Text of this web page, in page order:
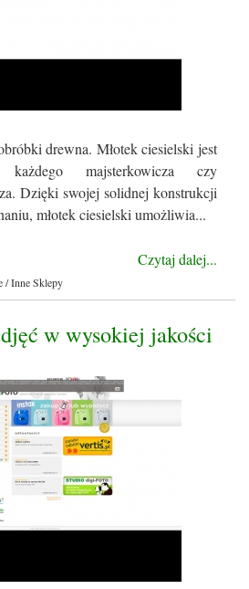
drewna. Młotek ciesielski jest
majsterkowicza czy
Dzięki swojej solidnej konstrukcji
młotek ciesielski umożliwia...
Czytaj dalej...
/ Inne Sklepy
w wysokiej jakości